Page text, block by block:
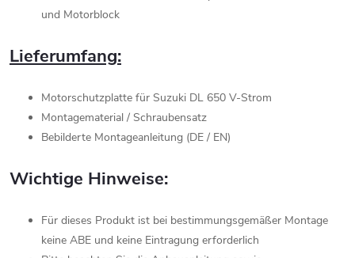
und Motorblock
Lieferumfang:
Motorschutzplatte für Suzuki DL 650 V-Strom
Montagematerial / Schraubensatz
Bebilderte Montageanleitung (DE / EN)
Wichtige Hinweise:
Für dieses Produkt ist bei bestimmungsgemäßer Montage
keine ABE und keine Eintragung erforderlich